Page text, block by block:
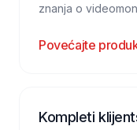
znanja o
Povećajte
Kompleti